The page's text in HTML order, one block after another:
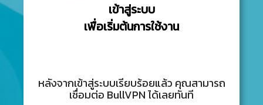
เข้าสู่ระบบ
เพื่อเริ่มต้นการใช้งาน
หลังจากเข้าสู่ระบบเรียบร้อยแล้ว คุณสามารถ
เชื่อมต่อ BullVPN ได้เลยทันที